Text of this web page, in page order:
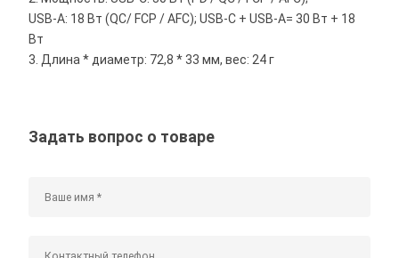
USB-A: 18 Вт (QC/ FCP / AFC); USB-C + USB-A= 30 Вт + 18
Вт
3. Длина * диаметр: 72,8 * 33 мм, вес: 24 г
Задать вопрос о товаре